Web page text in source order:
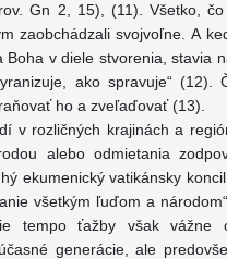
Gn 2, 15), (11). Všetko, čo
zaobchádzali svojvoľne. A
v diele stvorenia, stavia
ako spravuje“ (12).
ho a zveľaďovať (13).
v rozličných krajinách a
alebo odmietania
ekumenický vatikánsky
všetkým ľuďom a
tempo ťažby však vážne
generácie, ale